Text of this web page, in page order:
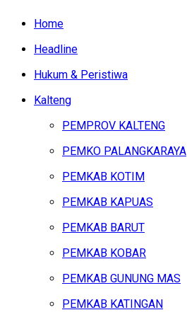
Home
Headline
Hukum & Peristiwa
Kalteng
PEMPROV KALTENG
PEMKO PALANGKARAYA
PEMKAB KOTIM
PEMKAB KAPUAS
PEMKAB BARUT
PEMKAB KOBAR
PEMKAB GUNUNG MAS
PEMKAB KATINGAN